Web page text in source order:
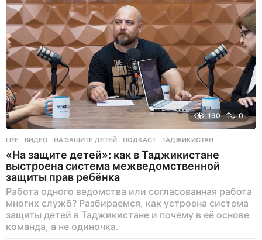
190 0
LIFE ВИДЕО ,НА ЗАЩИТЕ ДЕТЕЙ ,ПОДКАСТ ,ТАДЖИКИСТАН
«На защите детей»: как в Таджикистане
выстроена система межведомственной
защиты прав ребёнка
Работа одного ведомства или согласованная работа
многих служб? Разбираемся, как устроена система
защиты детей в Таджикистане и почему в её основе
команда, а не одиночка.